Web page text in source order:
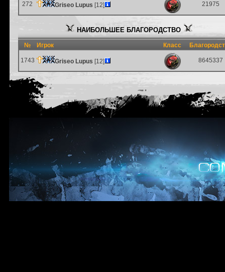
272 Griseo Lupus [12] 21975
НАИБОЛЬШЕЕ БЛАГОРОДСТВО
№ Игрок Класс
1743 Griseo Lupus [12] 8645337